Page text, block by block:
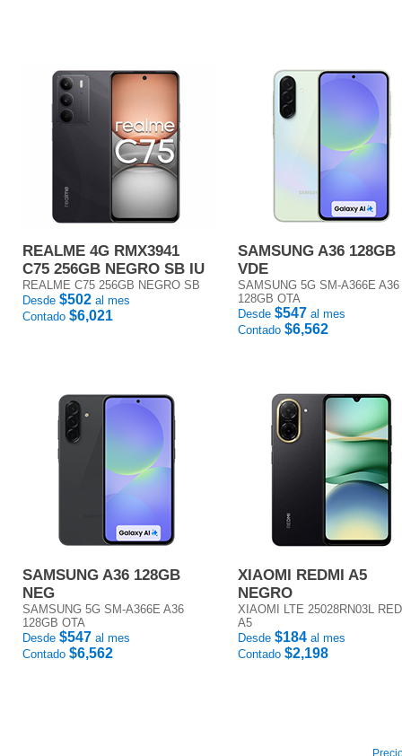
REALME 4G RMX3941
C75 256GB NEGRO SB IU
REALME C75 256GB NEGRO SB
Desde $502 al mes
Contado $6,021
SAMSUNG A36 128GB
VDE
SAMSUNG 5G SM-A366E A36
128GB OTA
Desde $547 al mes
Contado $6,562
SAMSUNG A36 128GB
NEG
SAMSUNG 5G SM-A366E A36
128GB OTA
Desde $547 al mes
Contado $6,562
XIAOMI REDMI A5
NEGRO
XIAOMI LTE 25028RN03L
A5
Desde $184 al mes
Contado $2,198